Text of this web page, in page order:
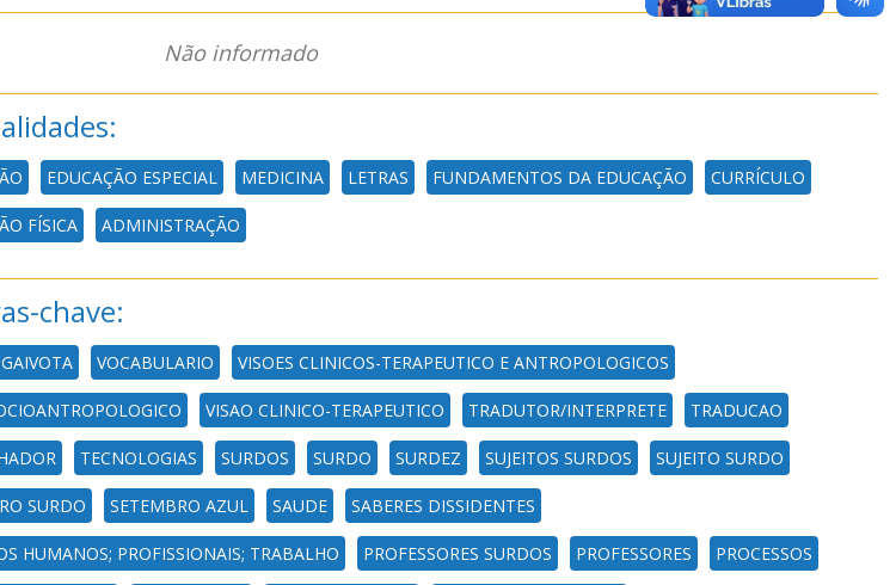
Não informado
EDUCAÇÃO ESPECIAL MEDICINA LETRAS FUNDAMENTOS DA EDUCAÇÃO CURRÍCULO
FÍSICA ADMINISTRAÇÃO
chave:
VOCABULARIO VISOES CLINICOS-TERAPEUTICO E ANTROPOLOGICOS
VISAO CLINICO-TERAPEUTICO TRADUTOR/INTERPRETE TRADUCAO
TECNOLOGIAS SURDOS SURDO SURDEZ SUJEITOS SURDOS SUJEITO SURDO
SURDO SETEMBRO AZUL SAUDE SABERES DISSIDENTES
HUMANOS; PROFISSIONAIS; TRABALHO PROFESSORES SURDOS PROFESSORES PROCESSOS